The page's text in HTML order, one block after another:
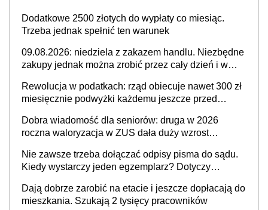
Dodatkowe 2500 złotych do wypłaty co miesiąc.
Trzeba jednak spełnić ten warunek
09.08.2026: niedziela z zakazem handlu. Niezbędne
zakupy jednak można zrobić przez cały dzień i w
Rewolucja w podatkach: rząd obiecuje nawet 300 zł
miesięcznie podwyżki każdemu jeszcze przed
Dobra wiadomość dla seniorów: druga w 2026
roczna waloryzacja w ZUS dała duży wzrost
Nie zawsze trzeba dołączać odpisy pisma do sądu.
Kiedy wystarczy jeden egzemplarz? Dotyczy
Dają dobrze zarobić na etacie i jeszcze dopłacają do
mieszkania. Szukają 2 tysięcy pracowników